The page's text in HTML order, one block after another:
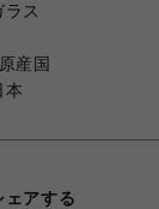
ラス
産国
本
ェアする